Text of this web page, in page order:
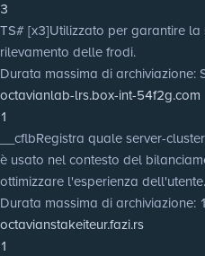
3
TS# [x3]Utilizzato per garantire
rilevamento delle frodi.
Durata massima di archiviazione:
octavianlab-lrs.box-int-54f2g.com
1
__cflbRegistra quale server-
è usato nel contesto del
ottimizzare l'esperienza dell'utente.
Durata massima di archiviazione:
octavianstakeiteur.fazi.rs
1